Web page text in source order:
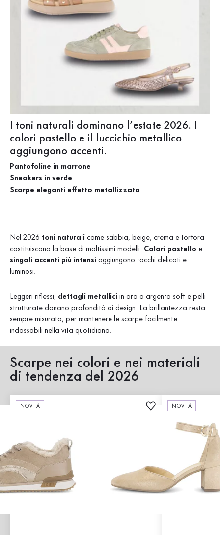
I toni naturali dominano l’estate 2026. I
colori pastello e il luccichio metallico
aggiungono accenti.
Pantofoline in marrone
Sneakers in verde
Scarpe eleganti effetto metallizzato
Nel 2026 toni naturali come sabbia, beige, crema e tortora
costituiscono la base di moltissimi modelli. Colori pastello e
singoli accenti più intensi aggiungono tocchi delicati e
luminosi.
Leggeri riflessi, dettagli metallici in oro o argento soft e pelli
strutturate donano profondità ai design. La brillantezza resta
sempre misurata, per mantenere le scarpe facilmente
indossabili nella vita quotidiana.
Scarpe nei colori e nei materiali
di tendenza del 2026
NOVITÀ NOVITÀ